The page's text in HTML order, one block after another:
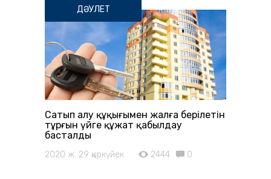
ДӘУЛЕТ
Сатып алу құқығымен жалға берілетін
тұрғын үйге құжат қабылдау
басталды
2020 ж. 29 қыркүйек 2444 0